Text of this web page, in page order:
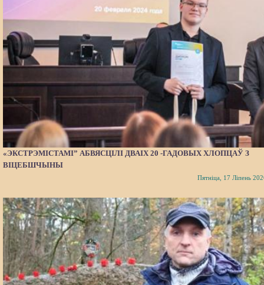
«ЭКСТРЭМІСТАМІ” АБВЯСЦІЛІ ДВАІХ 20 -ГАДОВЫХ ХЛОПЦАЎ З
ВІЦЕБШЧЫНЫ
Пятніца, 17 Ліпень